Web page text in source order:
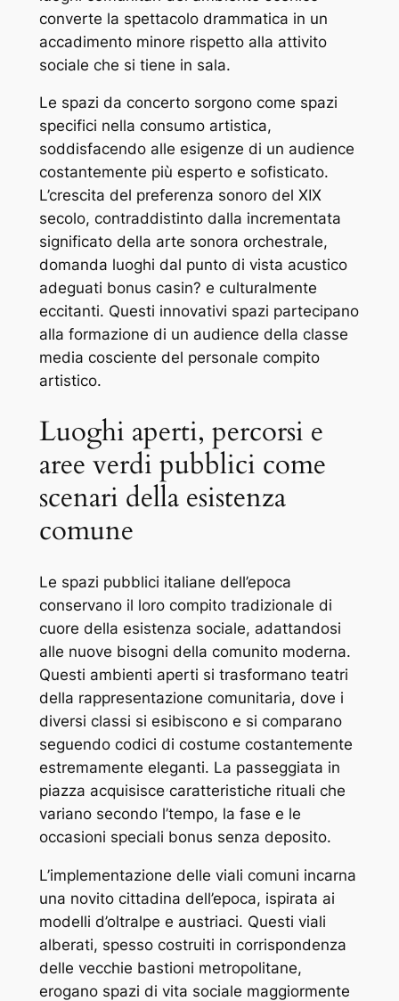
converte la spettacolo drammatica in un
accadimento minore rispetto alla attivito
sociale che si tiene in sala.
Le spazi da concerto sorgono come spazi
specifici nella consumo artistica,
soddisfacendo alle esigenze di un audience
costantemente più esperto e sofisticato.
L’crescita del preferenza sonoro del XIX
secolo, contraddistinto dalla incrementata
significato della arte sonora orchestrale,
domanda luoghi dal punto di vista acustico
adeguati bonus casin? e culturalmente
eccitanti. Questi innovativi spazi partecipano
alla formazione di un audience della classe
media cosciente del personale compito
artistico.
Luoghi aperti, percorsi e
aree verdi pubblici come
scenari della esistenza
comune
Le spazi pubblici italiane dell’epoca
conservano il loro compito tradizionale di
cuore della esistenza sociale, adattandosi
alle nuove bisogni della comunito moderna.
Questi ambienti aperti si trasformano teatri
della rappresentazione comunitaria, dove i
diversi classi si esibiscono e si comparano
seguendo codici di costume costantemente
estremamente eleganti. La passeggiata in
piazza acquisisce caratteristiche rituali che
variano secondo l’tempo, la fase e le
occasioni speciali bonus senza deposito.
L’implementazione delle viali comuni incarna
una novito cittadina dell’epoca, ispirata ai
modelli d’oltralpe e austriaci. Questi viali
alberati, spesso costruiti in corrispondenza
delle vecchie bastioni metropolitane,
erogano spazi di vita sociale maggiormente